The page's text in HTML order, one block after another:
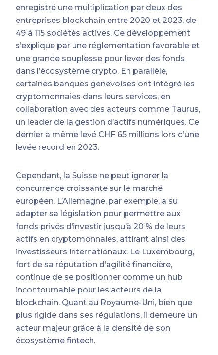
enregistré une multiplication par deux des
entreprises blockchain entre 2020 et 2023, de
49 à 115 sociétés actives. Ce développement
s’explique par une réglementation favorable et
une grande souplesse pour lever des fonds
dans l’écosystème crypto. En parallèle,
certaines banques genevoises ont intégré les
cryptomonnaies dans leurs services, en
collaboration avec des acteurs comme Taurus,
un leader de la gestion d’actifs numériques. Ce
dernier a même levé CHF 65 millions lors d’une
levée record en 2023.
Cependant, la Suisse ne peut ignorer la
concurrence croissante sur le marché
européen. L’Allemagne, par exemple, a su
adapter sa législation pour permettre aux
fonds privés d’investir jusqu’à 20 % de leurs
actifs en cryptomonnaies, attirant ainsi des
investisseurs internationaux. Le Luxembourg,
fort de sa réputation d’agilité financière,
continue de se positionner comme un hub
incontournable pour les acteurs de la
blockchain. Quant au Royaume-Uni, bien que
plus rigide dans ses régulations, il demeure un
acteur majeur grâce à la densité de son
écosystème fintech.